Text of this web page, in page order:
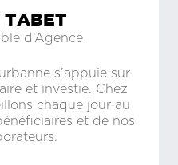
d’Agence
s’appuie sur
et investie. Chez
chaque jour au
et de nos